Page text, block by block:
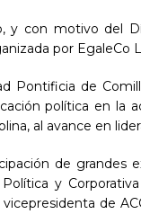
y con motivo del
por EgaleCo
Pontificia de
política en la
al avance en
de grandes
y
de